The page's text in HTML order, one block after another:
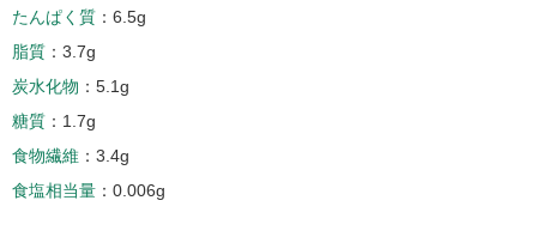
たんぱく質
6.5g
脂質
3.7g
炭水化物
5.1g
糖質
1.7g
食物繊維
3.4g
食塩相当量
0.006g